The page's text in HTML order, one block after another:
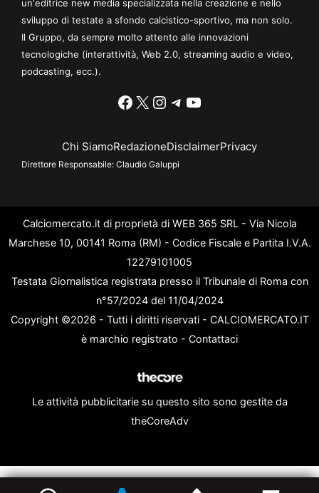
un'editrice new media specializzata nella creazione e nello
sviluppo di testate a sfondo calcistico-sportivo, ma non solo.
Il Gruppo, da sempre molto attento alle innovazioni
tecnologiche (interattività, Web 2.0, streaming audio e video,
podcasting, ecc.).
Facebook
X Instagram
Telegram
YouTube
Chi SiamoRedazioneDisclaimerPrivacy
Direttore Responsabile: Claudio Galuppi
Calciomercato.it di proprietà di WEB 365 SRL - Via Nicola
Marchese 10, 00141 Roma (RM) - Codice Fiscale e Partita I.V.A.
12279101005
Testata Giornalistica registrata presso il Tribunale di Roma con
n°57/2024 del 11/04/2024
Copyright ©2026 - Tutti i diritti riservati - CALCIOMERCATO.IT
è marchio registrato - Contattaci
Le attività pubblicitarie su questo sito sono gestite da
theCoreAdv